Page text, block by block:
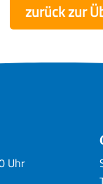
zurück zur
Uhr